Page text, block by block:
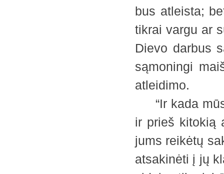
bus atleista;
tikrai vargu ar
Dievo darbus
sąmoningi
atleidimo.
“Ir kada
ir prieš kitokią
jums reikėtų
atsakinėti į jų